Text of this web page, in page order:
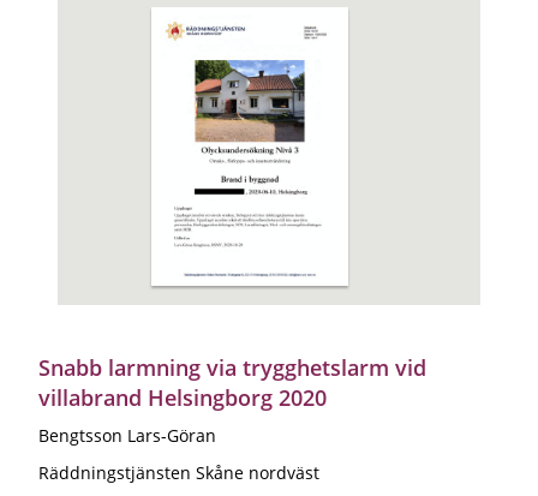
Snabb larmning via trygghetslarm vid
villabrand Helsingborg 2020
Bengtsson Lars-Göran
Räddningstjänsten Skåne nordväst